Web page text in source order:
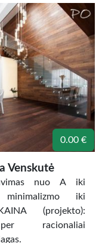
0.00 €
Venskutė
nuo A iki
minimalizmo iki
KAINA (projekto):
racionaliai